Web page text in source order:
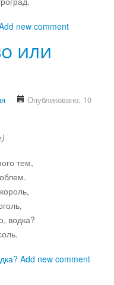
new comment
или
Опубликовано: 10
тем,
водка?
Add new comment